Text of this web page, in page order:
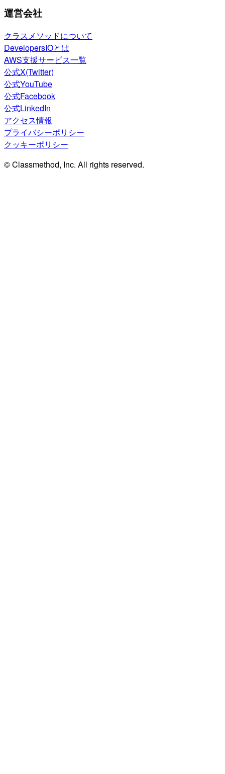
運営会社
クラスメソッドについて
DevelopersIOとは
AWS支援サービス一覧
公式X(Twitter)
公式YouTube
公式Facebook
公式LinkedIn
アクセス情報
プライバシーポリシー
クッキーポリシー
© Classmethod, Inc. All rights reserved.